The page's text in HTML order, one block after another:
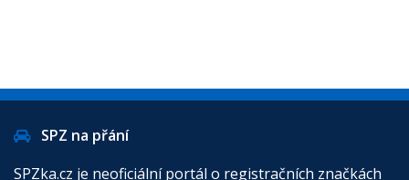
SPZ na přání
SPZka.cz je neoficiální portál o registračních značkách